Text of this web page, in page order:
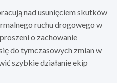
nad usunięciem skutków
ruchu drogowego w
o zachowanie
do tymczasowych zmian w
szybkie działanie ekip